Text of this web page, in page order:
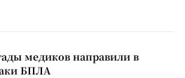
медиков направили в
БПЛА